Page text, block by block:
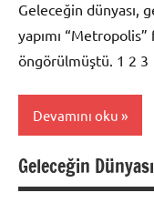
Geleceğin dünyası,
yapımı
öngörülmüştü. 1 2
Devamını oku
Foto
Galeri
Geleceğin